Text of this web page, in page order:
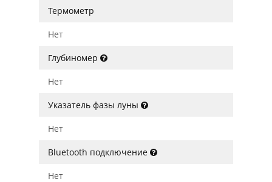
Термометр
Нет
Глубиномер
Нет
Указатель фазы луны
Нет
Bluetooth подключение
Нет